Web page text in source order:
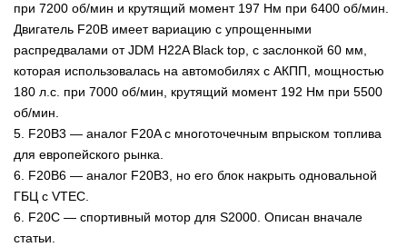
при 7200 об/мин и крутящий момент 197 Нм при 6400 об/мин.
Двигатель F20B имеет вариацию с упрощенными
распредвалами от JDM H22A Black top, с заслонкой 60 мм,
которая использовалась на автомобилях с АКПП, мощностью
180 л.с. при 7000 об/мин, крутящий момент 192 Нм при 5500
об/мин.
5. F20B3 — аналог F20A с многоточечным впрыском топлива
для европейского рынка.
6. F20B6 — аналог F20B3, но его блок накрыть одновальной
ГБЦ с VTEC.
6. F20C — спортивный мотор для S2000. Описан вначале
статьи.